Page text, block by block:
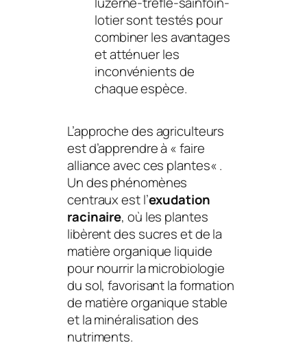
lotier sont testés pour
combiner les avantages
et atténuer les
inconvénients de
chaque espèce.
L’approche des agriculteurs
est d’apprendre à «faire
alliance avec ces plantes« .
Un des phénomènes
centraux est l’exudation
racinaire, où les plantes
libèrent des sucres et de la
matière organique liquide
pour nourrir la microbiologie
du sol, favorisant la formation
de matière organique stable
et la minéralisation des
nutriments.